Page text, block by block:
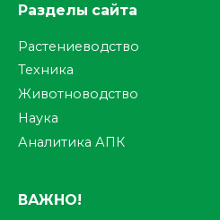
Разделы сайта
Растениеводство
Техника
Животноводство
Наука
Аналитика АПК
ВАЖНО!